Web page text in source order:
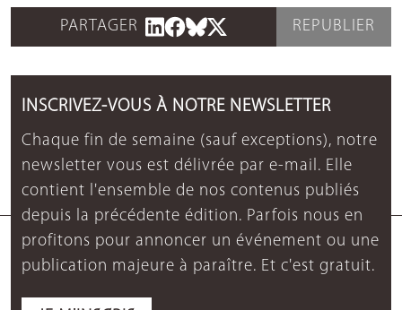
PARTAGER REPUBLIER
INSCRIVEZ-VOUS À NOTRE NEWSLETTER
Chaque fin de semaine (sauf exceptions), notre
newsletter vous est délivrée par e-mail. Elle
contient l'ensemble de nos contenus publiés
depuis la précédente édition. Parfois nous en
profitons pour annoncer un événement ou une
publication majeure à paraître. Et c'est gratuit.